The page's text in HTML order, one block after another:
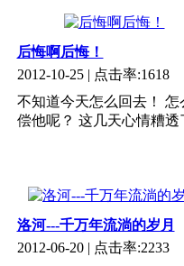
后悔啊后悔！
2012-10-25| 点击率:1618
不知道今天怎么回去！ 怎
偿他呢？ 这几天心情糟透
洛河---千万年流淌的岁月
2012-06-20| 点击率:2233